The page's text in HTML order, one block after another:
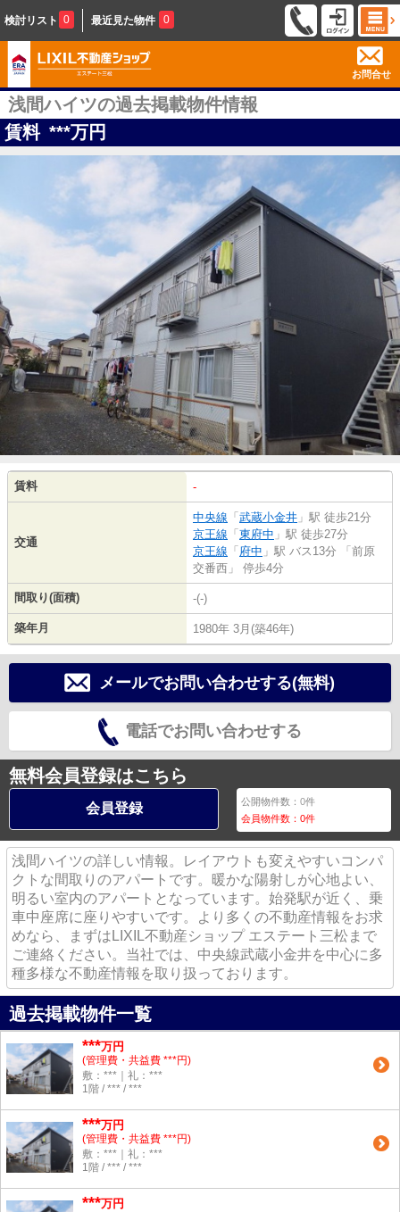
検討リスト 0 最近見た物件 0
お問合せ
浅間ハイツの過去掲載物件情報
賃料 ***万円
賃料 -
交通
中央線 「 武蔵小金井 」駅 徒歩21分
京王線 「 東府中 」駅 徒歩27分
京王線 「 府中 」駅 バス13分 「前原
交番西」 停歩4分
間取り(面積) -(-)
築年月 1980年 3月(築46年)
メールでお問い合わせする(無料)
電話でお問い合わせする
無料会員登録はこちら
会員登録 公開物件数：0件
会員物件数：0件
浅間ハイツの詳しい情報。レイアウトも変えやすいコンパ
クトな間取りのアパートです。暖かな陽射しが心地よい、
明るい室内のアパートとなっています。始発駅が近く、乗
車中座席に座りやすいです。より多くの不動産情報をお求
めなら、まずはLIXIL不動産ショップ エステート三松まで
ご連絡ください。当社では、中央線武蔵小金井を中心に多
種多様な不動産情報を取り扱っております。
過去掲載物件一覧
***万円
(管理費・共益費 ***円)
敷：***｜礼：***
1階 / *** / ***
***万円
(管理費・共益費 ***円)
敷：***｜礼：***
1階 / *** / ***
***万円